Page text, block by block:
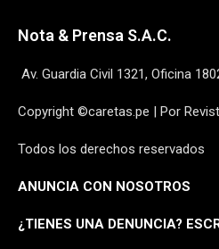
Nota & Prensa S.A.C.
Av. Guardia Civil 1321, Oficina
Copyright ©caretas.pe | Por
Todos los derechos reservados
ANUNCIA CON NOSOTROS
¿TIENES UNA DENUNCIA?